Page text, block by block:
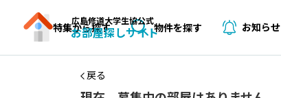
広島修道大学生協公式
お部屋探しサイト
特集から探す 物件を探す お知らせ
戻る